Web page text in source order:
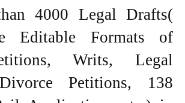
4000 Legal Drafts(
Editable Formats of
Writs, Legal
Petitions, 138